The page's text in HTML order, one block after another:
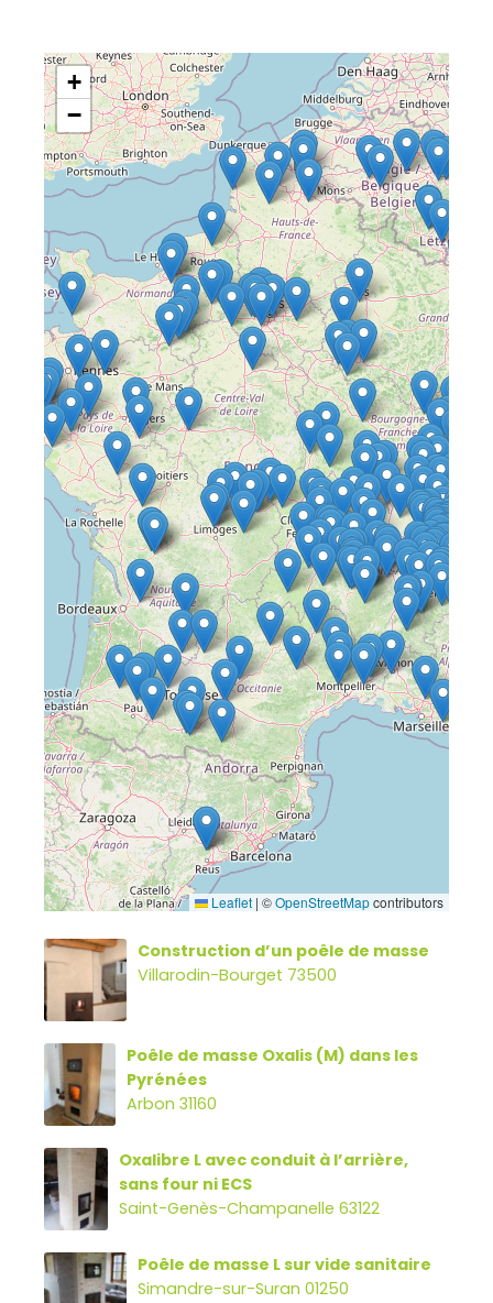
+
−
Leaflet | ©OpenStreetMapcontributors
Construction d’un poêle de masse
Villarodin-Bourget 73500
Poêle de masse Oxalis (M) dans les
Pyrénées
Arbon 31160
Oxalibre L avec conduit à l’arrière,
sans four ni ECS
Saint-Genès-Champanelle 63122
Poêle de masse L sur vide sanitaire
Simandre-sur-Suran 01250